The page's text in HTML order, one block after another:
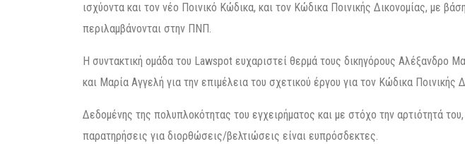
ισχύοντα και τον νέο Ποινικό Κώδικα, και τον Κώδικα Ποινικής Δικονομίας, με
περιλαμβάνονται στην ΠΝΠ.
Η συντακτική ομάδα του Lawspot ευχαριστεί θερμά τους δικηγόρους Αλέξανδρο
και Μαρία Αγγελή για την επιμέλεια του σχετικού έργου για τον Κώδικα Ποινικής
Δεδομένης της πολυπλοκότητας του εγχειρήματος και με στόχο την αρτιότητά
παρατηρήσεις για διορθώσεις/βελτιώσεις είναι ευπρόσδεκτες.